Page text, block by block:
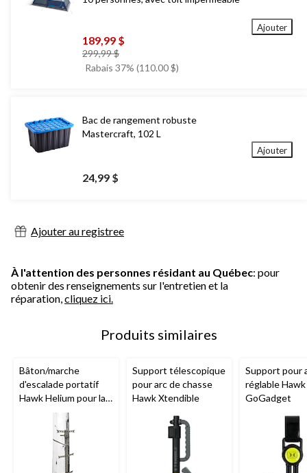
189,99 $
299,99 $prix
était
Rabais 37% (110.00 $)
Ajouter
Bac de rangement robuste
Mastercraft, 102 L
24,99 $
Ajouter
Ajouter au registree
À l'attention des personnes résidant au Québec: pour
obtenir des renseignements sur l'entretien et la
réparation,cliquez ici.
Produits similaires
Bâton/marche
d'escalade portatif
Hawk Helium pour la
chasse, 10 x 30 po,
Support télescopique
pour arc de chasse
Hawk Xtendible
Support pour
réglable Hawk
GoGadget